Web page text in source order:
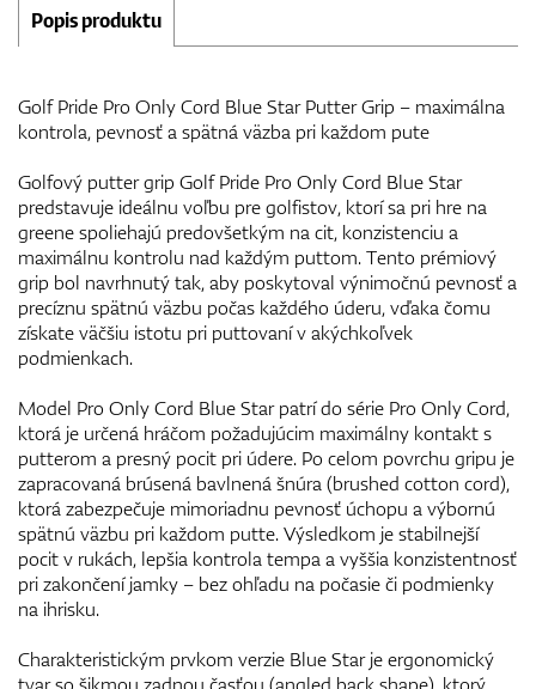
Popis produktu
Golf Pride Pro Only Cord Blue Star Putter Grip – maximálna
kontrola, pevnosť a spätná väzba pri každom pute
Golfový putter grip Golf Pride Pro Only Cord Blue Star
predstavuje ideálnu voľbu pre golfistov, ktorí sa pri hre na
greene spoliehajú predovšetkým na cit, konzistenciu a
maximálnu kontrolu nad každým puttom. Tento prémiový
grip bol navrhnutý tak, aby poskytoval výnimočnú pevnosť a
precíznu spätnú väzbu počas každého úderu, vďaka čomu
získate väčšiu istotu pri puttovaní v akýchkoľvek
podmienkach.
Model Pro Only Cord Blue Star patrí do série Pro Only Cord,
ktorá je určená hráčom požadujúcim maximálny kontakt s
putterom a presný pocit pri údere. Po celom povrchu gripu je
zapracovaná brúsená bavlnená šnúra (brushed cotton cord),
ktorá zabezpečuje mimoriadnu pevnosť úchopu a výbornú
spätnú väzbu pri každom putte. Výsledkom je stabilnejší
pocit v rukách, lepšia kontrola tempa a vyššia konzistentnosť
pri zakončení jamky – bez ohľadu na počasie či podmienky
na ihrisku.
Charakteristickým prvkom verzie Blue Star je ergonomický
tvar so šikmou zadnou časťou (angled back shape), ktorý